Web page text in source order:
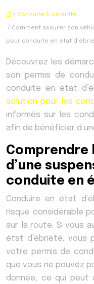
/ Conduite & sécurité
/ Comment assurer son
pour conduite en état
Découvrez les
son permis de
conduite en état
solution pour les
informés sur les
afin de bénéficier
Comprendre
d’une
conduite en
Conduire en état
risque considérable
sur la route. Si vous
état d’ébriété, vous
votre permis de
que vous ne pouvez
donnée, ce qui peut